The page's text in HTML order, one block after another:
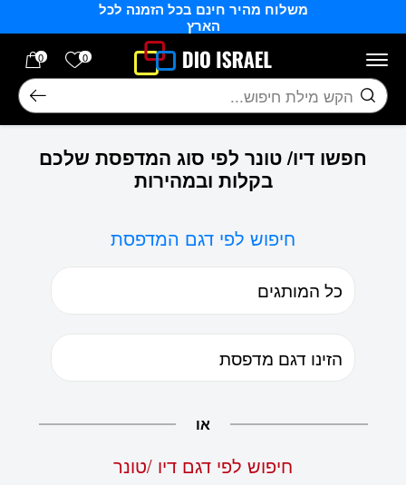
משלוח מהיר חינם בכל הזמנה לכל
הארץ
0 הרשימה
0
חיפוש
חפשו דיו/ טונר לפי סוג המדפסת שלכם
בקלות ובמהירות
חיפוש לפי דגם המדפסת
או
חיפוש לפי דגם דיו /טונר